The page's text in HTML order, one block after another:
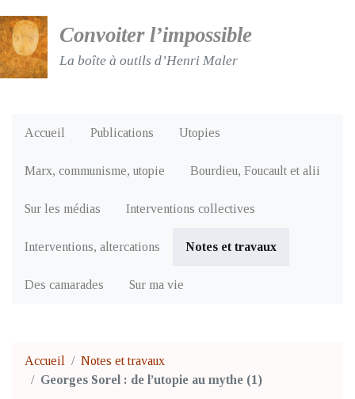
Convoiter l’impossible
La boîte à outils d’Henri Maler
Accueil Publications Utopies
Marx, communisme, utopie Bourdieu, Foucault et alii
Sur les médias Interventions collectives
Interventions, altercations Notes et travaux
Des camarades Sur ma vie
Accueil
Notes et travaux
Georges Sorel : de l’utopie au mythe (1)